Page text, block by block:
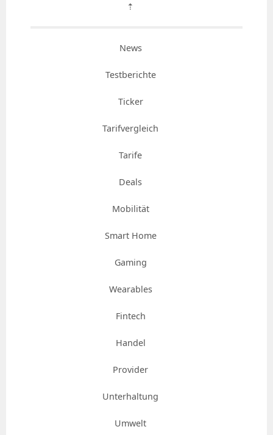
⇡
News
Testberichte
Ticker
Tarifvergleich
Tarife
Deals
Mobilität
Smart Home
Gaming
Wearables
Fintech
Handel
Provider
Unterhaltung
Umwelt